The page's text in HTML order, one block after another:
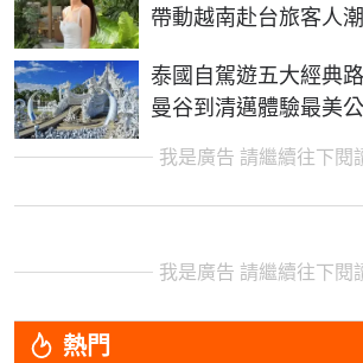
帶動越南赴台旅客人潮
泰國自駕遊五大經典
曼谷到清邁體驗最美
我是廣告 請繼續往下閱
我是廣告 請繼續往下閱
熱門